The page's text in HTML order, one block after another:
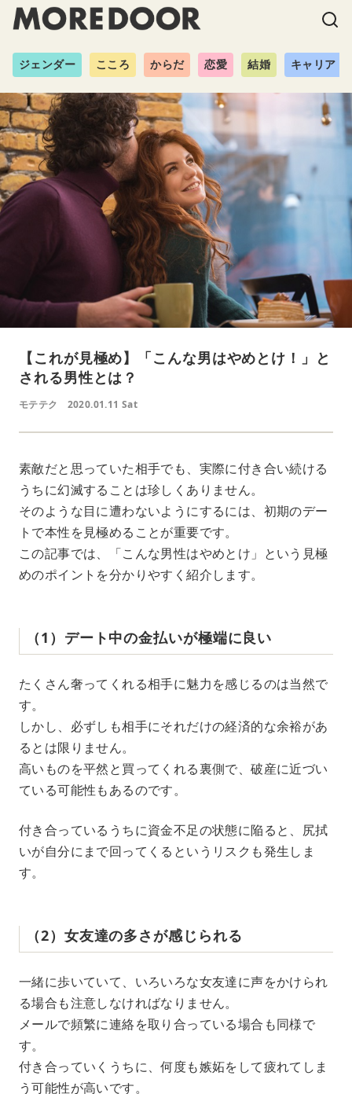
ジェンダー こころ からだ 恋愛 結婚 キャリア
【これが見極め】「こんな男はやめとけ！」と
される男性とは？
モテテク 2020.01.11 Sat
素敵だと思っていた相手でも、実際に付き合い続ける
うちに幻滅することは珍しくありません。
そのような目に遭わないようにするには、初期のデー
トで本性を見極めることが重要です。
この記事では、「こんな男性はやめとけ」という見極
めのポイントを分かりやすく紹介します。
（1）デート中の金払いが極端に良い
たくさん奢ってくれる相手に魅力を感じるのは当然で
す。
しかし、必ずしも相手にそれだけの経済的な余裕があ
るとは限りません。
高いものを平然と買ってくれる裏側で、破産に近づい
ている可能性もあるのです。
付き合っているうちに資金不足の状態に陥ると、尻拭
いが自分にまで回ってくるというリスクも発生しま
す。
（2）女友達の多さが感じられる
一緒に歩いていて、いろいろな女友達に声をかけられ
る場合も注意しなければなりません。
メールで頻繁に連絡を取り合っている場合も同様で
す。
付き合っていくうちに、何度も嫉妬をして疲れてしま
う可能性が高いです。